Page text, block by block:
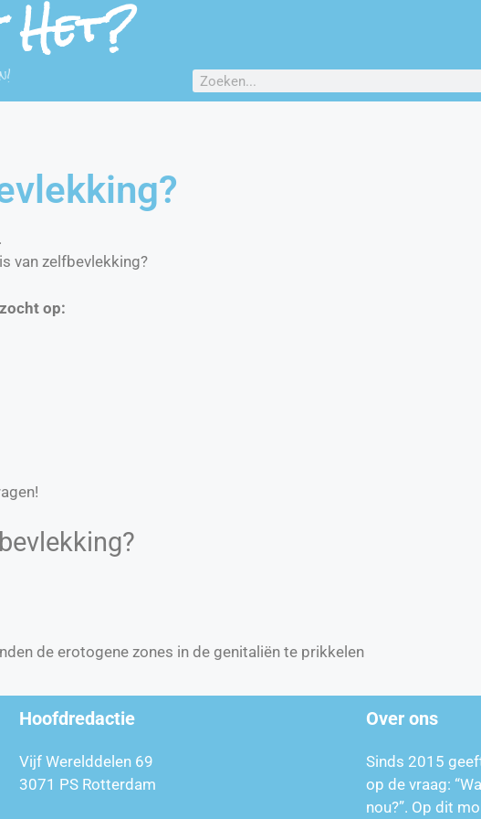
van zelfbevlekking?
op:
de erotogene zones in de genitaliën te prikkelen
Hoofdredactie
Vijf Werelddelen 69
3071 PS Rotterdam
Over ons
Sinds 2015
op de vraag:
nou?”. Op dit